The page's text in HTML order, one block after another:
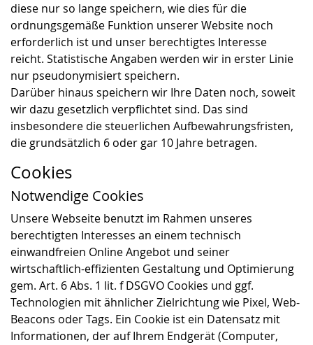
diese nur so lange speichern, wie dies für die
ordnungsgemäße Funktion unserer Website noch
erforderlich ist und unser berechtigtes Interesse
reicht. Statistische Angaben werden wir in erster Linie
nur pseudonymisiert speichern.
Darüber hinaus speichern wir Ihre Daten noch, soweit
wir dazu gesetzlich verpflichtet sind. Das sind
insbesondere die steuerlichen Aufbewahrungsfristen,
die grundsätzlich 6 oder gar 10 Jahre betragen.
Cookies
Notwendige Cookies
Unsere Webseite benutzt im Rahmen unseres
berechtigten Interesses an einem technisch
einwandfreien Online Angebot und seiner
wirtschaftlich-effizienten Gestaltung und Optimierung
gem. Art. 6 Abs. 1 lit. f DSGVO Cookies und ggf.
Technologien mit ähnlicher Zielrichtung wie Pixel, Web-
Beacons oder Tags. Ein Cookie ist ein Datensatz mit
Informationen, der auf Ihrem Endgerät (Computer,